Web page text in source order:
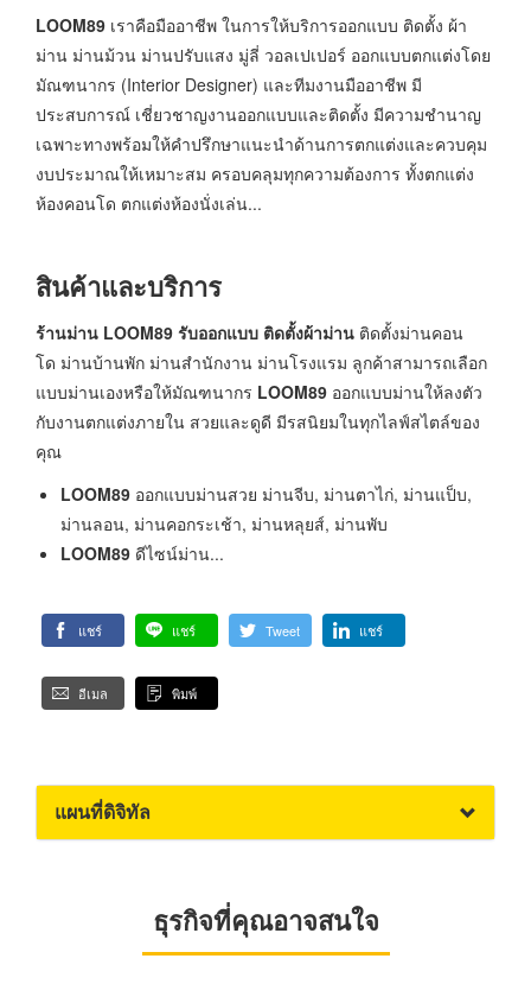
LOOM89 เราคือมืออาชีพ ในการให้บริการออกแบบ ติดตั้ง ผ้า
ม่าน ม่านม้วน ม่านปรับแสง มู่ลี่ วอลเปเปอร์ ออกแบบตกแต่งโดย
มัณฑนากร (Interior Designer) และทีมงานมืออาชีพ มี
ประสบการณ์ เชี่ยวชาญงานออกแบบและติดตั้ง มีความชำนาญ
เฉพาะทางพร้อมให้คำปรึกษาแนะนำด้านการตกแต่งและควบคุม
งบประมาณให้เหมาะสม ครอบคลุมทุกความต้องการ ทั้งตกแต่ง
ห้องคอนโด ตกแต่งห้องนั่งเล่น...
สินค้าและบริการ
ร้านม่าน LOOM89 รับออกแบบ ติดตั้งผ้าม่าน ติดตั้งม่านคอน
โด ม่านบ้านพัก ม่านสำนักงาน ม่านโรงแรม ลูกค้าสามารถเลือก
แบบม่านเองหรือให้มัณฑนากร LOOM89 ออกแบบม่านให้ลงตัว
กับงานตกแต่งภายใน สวยและดูดี มีรสนิยมในทุกไลฟ์สไตล์ของ
คุณ
LOOM89 ออกแบบม่านสวย ม่านจีบ, ม่านตาไก่, ม่านแป็บ,
ม่านลอน, ม่านคอกระเช้า, ม่านหลุยส์, ม่านพับ
LOOM89 ดีไซน์ม่าน...
แชร์ แชร์ Tweet แชร์
อีเมล พิมพ์
แผนที่ดิจิทัล
ธุรกิจที่คุณอาจสนใจ